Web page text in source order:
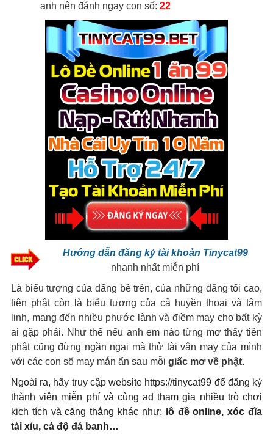
anh nên đánh ngay con số: 22
Hướng dẫn đăng ký tài khoản Tinycat99
nhanh nhất miễn phí
Là biểu tượng của đấng bề trên, của những đấng tối cao,
tiên phật còn là biểu tượng của cả huyền thoại và tâm
linh, mang đến nhiều phước lành và điềm may cho bất kỳ
ai gặp phải. Như thế nếu anh em nào từng mơ thấy tiên
phật cũng đừng ngần ngại mà thử tài vận may của mình
với các con số may mắn ẩn sau mỗi giấc mơ về phật.
Ngoài ra, hãy truy cập website https://tinycat99 để đăng ký
thành viên miễn phí và cùng ad tham gia nhiều trò chơi
kịch tích và căng thẳng khác như:
lô đề online, xóc đĩa
tài xỉu, cá độ đá banh…